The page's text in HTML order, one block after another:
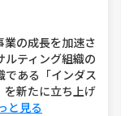
業の成長を加速さ
ティング組織の
である「インダス
を新たに立ち上げ
と見る